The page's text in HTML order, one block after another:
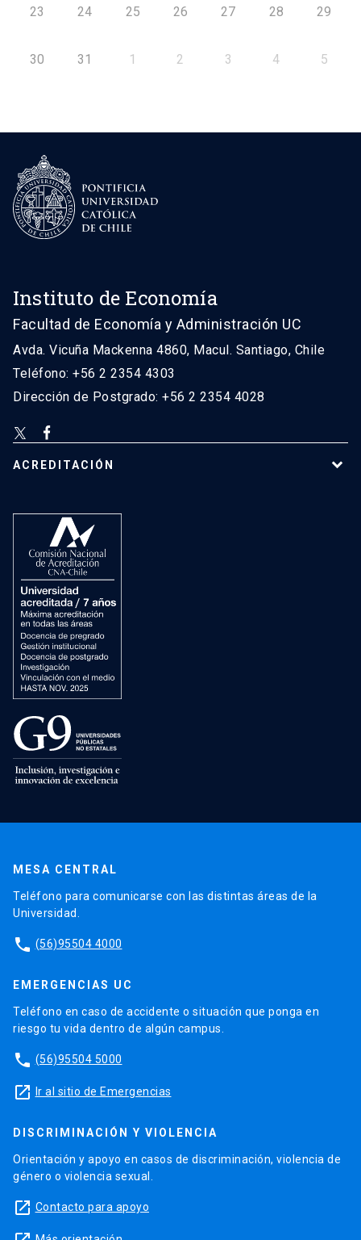
23 24 25 26 27 28 29
30 31 1 2 3 4 5
Instituto de Economía
Facultad de Economía y Administración UC
Avda. Vicuña Mackenna 4860, Macul. Santiago, Chile
Teléfono: +56 2 2354 4303
Dirección de Postgrado: +56 2 2354 4028
ACREDITACIÓN
MESA CENTRAL
Teléfono para comunicarse con las distintas áreas de la
Universidad.
phone (56)95504 4000
EMERGENCIAS UC
Teléfono en caso de accidente o situación que ponga en
riesgo tu vida dentro de algún campus.
phone (56)95504 5000
launch Ir al sitio de Emergencias
DISCRIMINACIÓN Y VIOLENCIA
Orientación y apoyo en casos de discriminación, violencia de
género o violencia sexual.
launch Contacto para apoyo